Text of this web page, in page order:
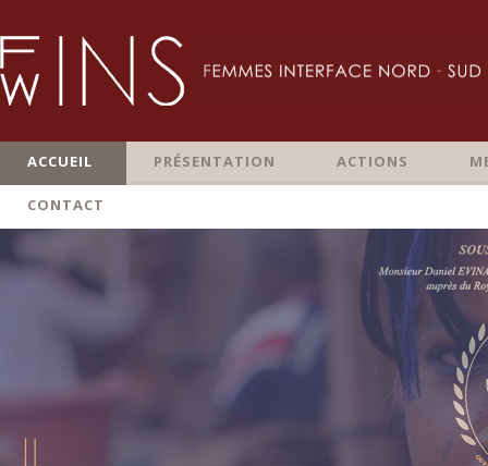
ACCUEIL PRÉSENTATION ACTIONS
CONTACT